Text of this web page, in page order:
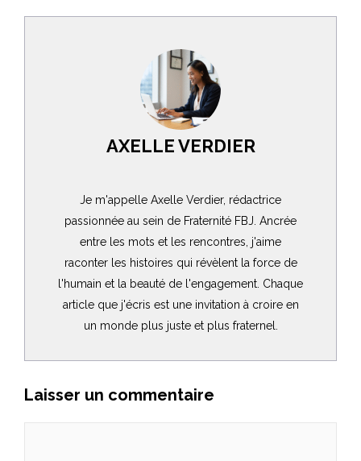
AXELLE VERDIER
Je m'appelle Axelle Verdier, rédactrice
passionnée au sein de Fraternité FBJ. Ancrée
entre les mots et les rencontres, j'aime
raconter les histoires qui révèlent la force de
l'humain et la beauté de l'engagement. Chaque
article que j'écris est une invitation à croire en
un monde plus juste et plus fraternel.
Laisser un commentaire